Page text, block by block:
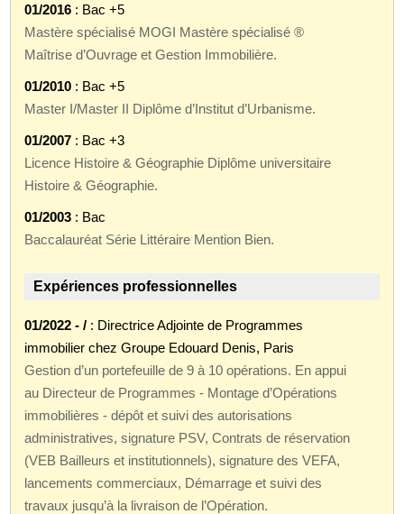
01/2016 : Bac +5
Mastère spécialisé MOGI Mastère spécialisé ®
Maîtrise d’Ouvrage et Gestion Immobilière.
01/2010 : Bac +5
Master I/Master II Diplôme d’Institut d’Urbanisme.
01/2007 : Bac +3
Licence Histoire & Géographie Diplôme universitaire
Histoire & Géographie.
01/2003 : Bac
Baccalauréat Série Littéraire Mention Bien.
Expériences professionnelles
01/2022 - / : Directrice Adjointe de Programmes
immobilier chez Groupe Edouard Denis, Paris
Gestion d’un portefeuille de 9 à 10 opérations. En appui
au Directeur de Programmes - Montage d’Opérations
immobilières - dépôt et suivi des autorisations
administratives, signature PSV, Contrats de réservation
(VEB Bailleurs et institutionnels), signature des VEFA,
lancements commerciaux, Démarrage et suivi des
travaux jusqu’à la livraison de l’Opération.